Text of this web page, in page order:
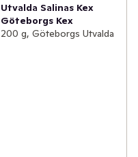
Utvalda Salinas Kex
Göteborgs Kex
200 g, Göteborgs Utvalda